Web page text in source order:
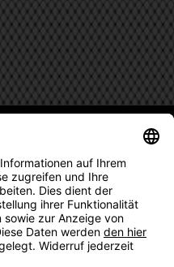
DHB-FANSHOP
KEINE NEUIGKEIT ODER